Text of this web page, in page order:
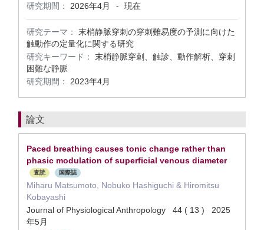
研究期間：
2026年4月 - 現在
研究テーマ：
末梢静脈穿刺の穿刺難易度の予測に向けた
触動作の定量化に関する研究
研究キーワード：
末梢静脈穿刺、触診、動作解析、穿刺
困難な静脈
研究期間：
2023年4月
論文
Paced breathing causes tonic change rather than
phasic modulation of superficial venous diameter
査読 国際誌
Miharu Matsumoto, Nobuko Hashiguchi & Hiromitsu
Kobayashi
Journal of Physiological Anthropology 44 ( 13 ) 2025
年5月